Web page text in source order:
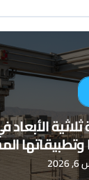
ثلاثية
وتطبيقاتها